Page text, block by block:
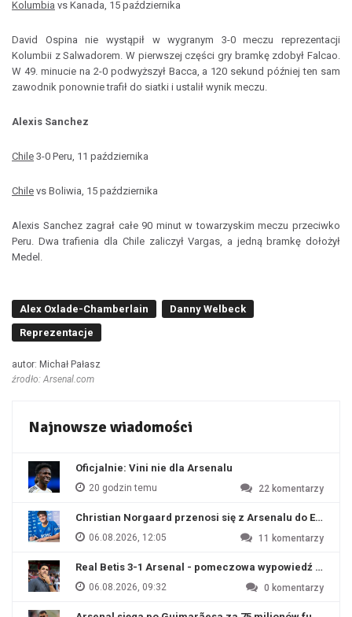
Kolumbia vs Kanada, 15 października
David Ospina nie wystąpił w wygranym 3-0 meczu reprezentacji
Kolumbii z Salwadorem. W pierwszej części gry bramkę zdobył Falcao.
W 49. minucie na 2-0 podwyższył Bacca, a 120 sekund później ten sam
zawodnik ponownie trafił do siatki i ustalił wynik meczu.
Alexis Sanchez
Chile 3-0 Peru, 11 października
Chile vs Boliwia, 15 października
Alexis Sanchez zagrał całe 90 minut w towarzyskim meczu przeciwko
Peru. Dwa trafienia dla Chile zaliczył Vargas, a jedną bramkę dołożył
Medel.
Alex Oxlade-Chamberlain
Danny Welbeck
Reprezentacje
autor: Michał Pałasz
źrodło: Arsenal.com
Najnowsze wiadomości
Oficjalnie: Vini nie dla Arsenalu
20 godzin temu 22 komentarzy
Christian Norgaard przenosi się z Arsenalu do
06.08.2026, 12:05 11 komentarzy
Real Betis 3-1 Arsenal - pomeczowa wypowiedź Artety
06.08.2026, 09:32 0 komentarzy